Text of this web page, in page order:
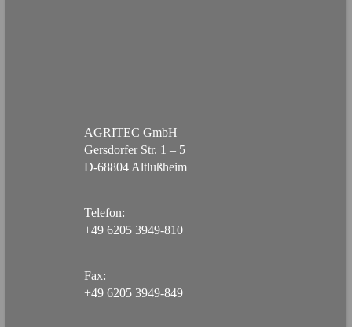
AGRITEC GmbH
Gersdorfer Str. 1 – 5
D-68804 Altlußheim
Telefon:
+49 6205 3949-810
Fax:
+49 6205 3949-849